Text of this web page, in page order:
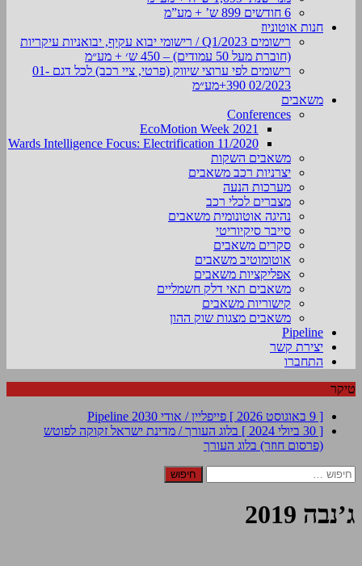
6 חודשים 899 ש’ + מע”מ
חנות אוטוניוז
רישומים Q1/2023 / רישומי יבוא עקיף, יבואניות עיקריות
(חוברת מעל 50 עמודים) – 450 ש׳ + מע״מ
רישומים לפי ערוצי שיווק (פרטי, ציי רכב) לכל דגם 01-
02/2023 390+מע״מ
משאבים
Conferences
EcoMotion Week 2021
Wards Intelligence Focus: Electrification 11/2020
משאבים השקות
יצרניות רכב משאבים
מערכות הנעה
מצברים לכלי רכב
נהיגה אוטונומית משאבים
סייבר סיקיוריטי
סקרים משאבים
אוטומוטיב משאבים
אפליקציות משאבים
משאבים תאי דלק חשמליים
קישוריות משאבים
משאבים מצגות שוק ההון
Pipeline
יצירת קשר
התחברו
טיקר
[ 9 באוגוסט 2026 ]
פייפליין / אודי 2030
Pipeline
[ 30 ביולי 2024 ]
בלוג העורך / מדינת ישראל זקוקה לפוטש
(פרסום חוזר) בלוג העורך
חיפוש:
ג’נבה 2019